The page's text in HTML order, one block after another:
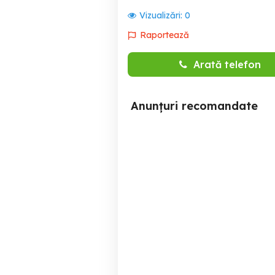
Vizualizări: 0
Raportează
Arată telefon
Anunțuri recomandate